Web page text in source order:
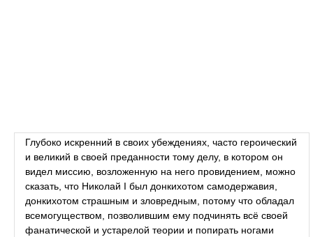
Глубоко искренний в своих убеждениях, часто героический
и великий в своей преданности тому делу, в котором он
видел миссию, возложенную на него провидением, можно
сказать, что Николай I был донкихотом самодержавия,
донкихотом страшным и зловредным, потому что обладал
всемогуществом, позволившим ему подчинять всё своей
фанатической и устарелой теории и попирать ногами